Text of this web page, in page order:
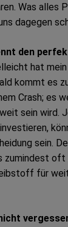
Was alles
dagegen
den
hat
kommt es
Crash; es
sein wird.
sein.
zumindest oft
für